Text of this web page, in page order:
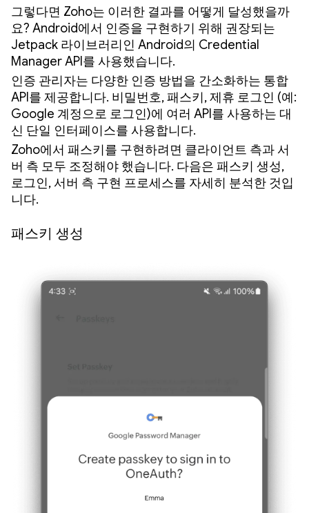
그렇다면 Zoho는 이러한 결과를 어떻게 달성했을까
요? Android에서 인증을 구현하기 위해 권장되는
Jetpack 라이브러리인 Android의 Credential
Manager API를 사용했습니다.
인증 관리자는 다양한 인증 방법을 간소화하는 통합
API를 제공합니다. 비밀번호, 패스키, 제휴 로그인 (예:
Google 계정으로 로그인)에 여러 API를 사용하는 대
신 단일 인터페이스를 사용합니다.
Zoho에서 패스키를 구현하려면 클라이언트 측과 서
버 측 모두 조정해야 했습니다. 다음은 패스키 생성,
로그인, 서버 측 구현 프로세스를 자세히 분석한 것입
니다.
패스키 생성